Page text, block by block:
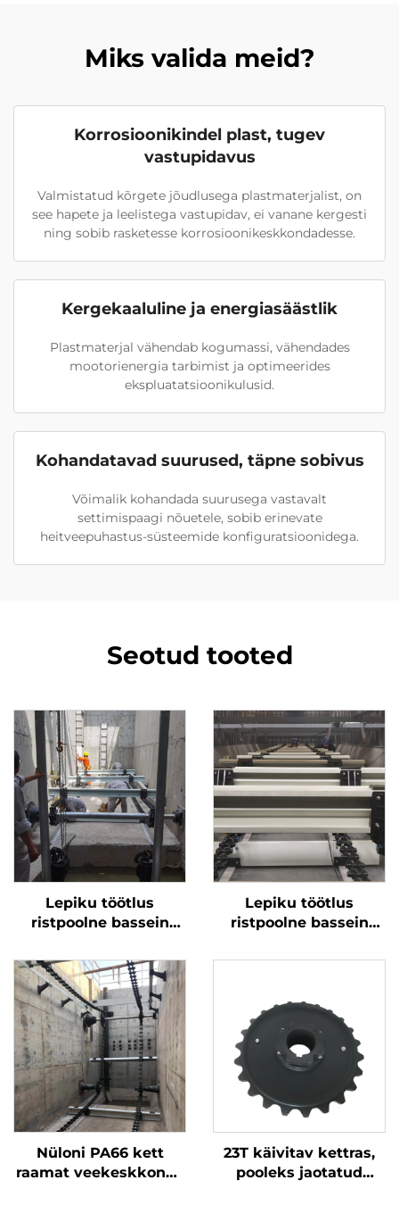
Miks valida meid?
Korrosioonikindel plast, tugev
vastupidavus
Valmistatud kõrgete jõudlusega plastmaterjalist, on
see hapete ja leelistega vastupidav, ei vanane kergesti
ning sobib rasketesse korrosioonikeskkondadesse.
Kergekaaluline ja energiasäästlik
Plastmaterjal vähendab kogumassi, vähendades
mootorienergia tarbimist ja optimeerides
ekspluatatsioonikulusid.
Kohandatavad suurused, täpne sobivus
Võimalik kohandada suurusega vastavalt
settimispaagi nõuetele, sobib erinevate
heitveepuhastus-süsteemide konfiguratsioonidega.
Seotud tooted
Lepiku töötlus
ristpoolne bassein
kraabiga mitmeti
õhutegaga NH78
Lepiku töötlus
ristpoolne bassein
kraabiga mitmeti
Nüloni PA66 kett
raamat veekeskkonna
23T käivitav kettras,
pooleks jaotatud